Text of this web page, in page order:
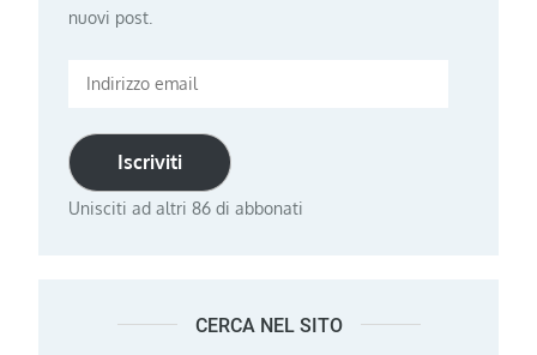
nuovi post.
Indirizzo
Iscriviti
Unisciti ad altri 86 di abbonati
CERCA NEL SITO